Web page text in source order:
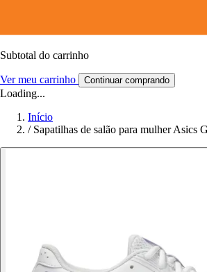
Subtotal do carrinho
Ver meu carrinho Continuar comprando
Loading...
Início
/ Sapatilhas de salão para mulher Asics